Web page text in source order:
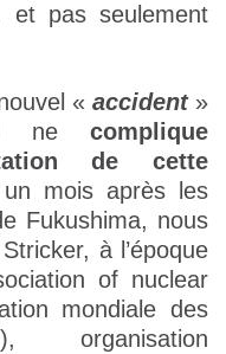
et pas seulement
« accident»
ne complique
de cette
mois après les
Fukushima, nous
à l’époque
of nuclear
mondiale des
organisation